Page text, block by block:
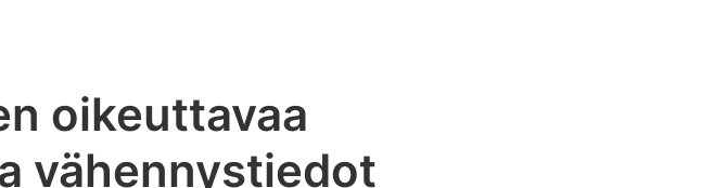
oikeuttavaa
vähennystiedot